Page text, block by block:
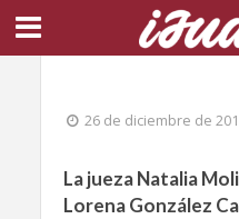
26 de diciembre de
La jueza Natalia
Lorena González